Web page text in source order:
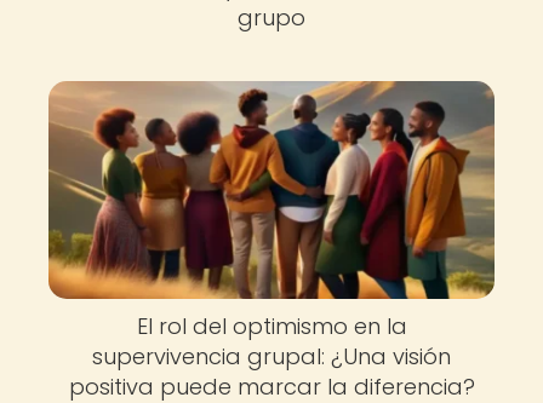
grupo
El rol del optimismo en la
supervivencia grupal: ¿Una visión
positiva puede marcar la diferencia?